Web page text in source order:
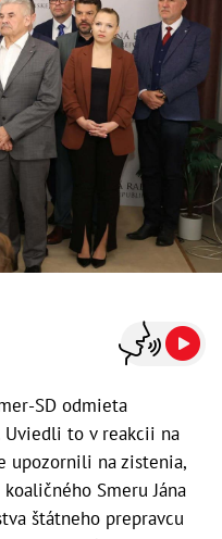
SD odmieta
Uviedli to v reakcii na
upozornili na zistenia,
Smeru Jána
štátneho prepravcu